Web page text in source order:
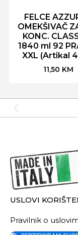
FELCE
OMEKŠIVAČ
KONC.
1840 ml 92
XXL (Artikal
11,50 KM
USLOVI
Pravilnik o